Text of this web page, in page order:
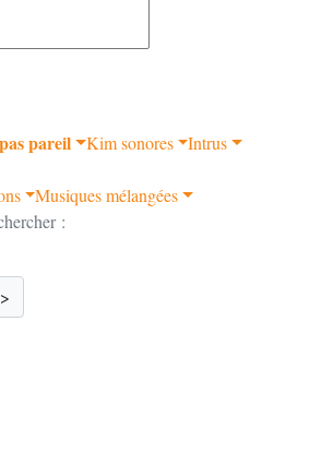
pareil Kim sonores Intrus
Musiques mélangées
: